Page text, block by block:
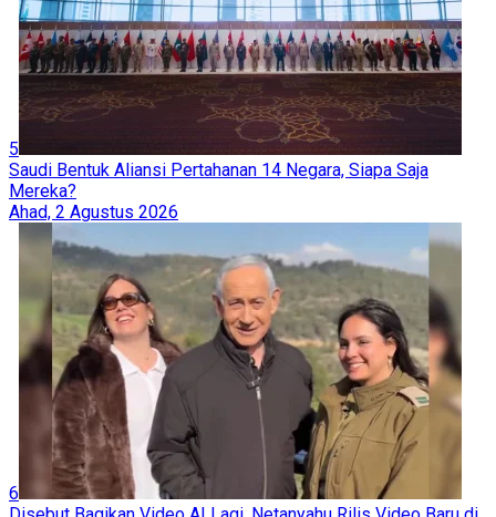
5
Saudi Bentuk Aliansi Pertahanan 14 Negara, Siapa Saja
Mereka?
Ahad, 2 Agustus 2026
6